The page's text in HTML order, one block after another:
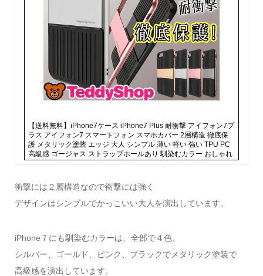
【送料無料】iPhone7ケース iPhone7 Plus 耐衝撃 アイフォン7プ
ラス アイフォン7 スマートフォン スマホカバー 2層構造 徹底保
護 メタリック塗装 エッジ 大人 シンプル 薄い 軽い 強い TPU PC
高級感 ゴージャス ストラップホールあり 馴染むカラー おしゃれ
衝撃には２層構造なので衝撃には強く
デザインはシンプルでかっこいい大人を演出しています。
iPhone７にも馴染むカラーは、全部で４色。
シルバー、ゴールド、ピンク、ブラックでメタリック塗装で
高級感を演出しています。